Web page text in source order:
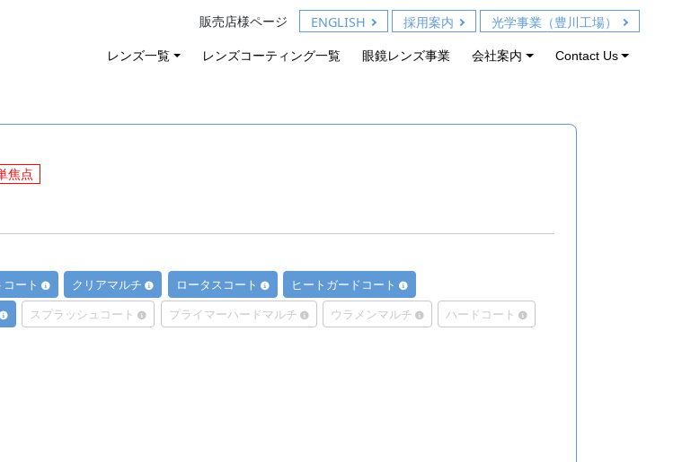
販売店様ページ ENGLISH 採用案内 光学事業（豊川工場）
レンズ一覧 レンズコーティング一覧 眼鏡レンズ事業 会社案内 Contact Us
焦点
ート クリアマルチ ロータスコート
ヒートガードコート
スプラッシュコート プライマーハードマルチ ウラメンマルチ
ハードコート